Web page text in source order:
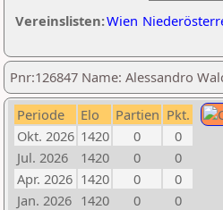
Vereinslisten:Wien
Pnr:126847 Name: Alessandro
Periode Elo Partien Pkt.
Okt. 2026 1420 0
0
Jul. 2026
1420 0
0
Apr. 2026 1420 0
0
Jan. 2026 1420 0
0